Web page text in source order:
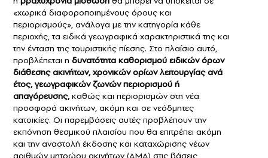
«χωρικά διαφοροποιημένους όρους και
περιορισμούς», ανάλογα με την κατηγορία κάθε
περιοχής, τα ειδικά γεωγραφικά χαρακτηριστικά της και
την ένταση της τουριστικής πίεσης. Στο πλαίσιο αυτό,
προβλέπεται η δυνατότητα καθορισμού ειδικών όρων
διάθεσης ακινήτων, χρονικών ορίων λειτουργίας ανά
έτος, γεωγραφικών ζωνών περιορισμού ή
απαγόρευσης,καθώς και περιορισμών στη νέα
προσφορά ακινήτων, ακόμη και σε νεόδμητες
κατοικίες. Οι παρεμβάσεις αυτές προβλέπουν την
εκπόνηση θεσμικού πλαισίου που θα επιτρέπει ακόμη
και την αναστολή έκδοσης και καταχώρισης νέων
αριθμών μητρώου ακινήτων (ΑΜΑ) στις βάσεις